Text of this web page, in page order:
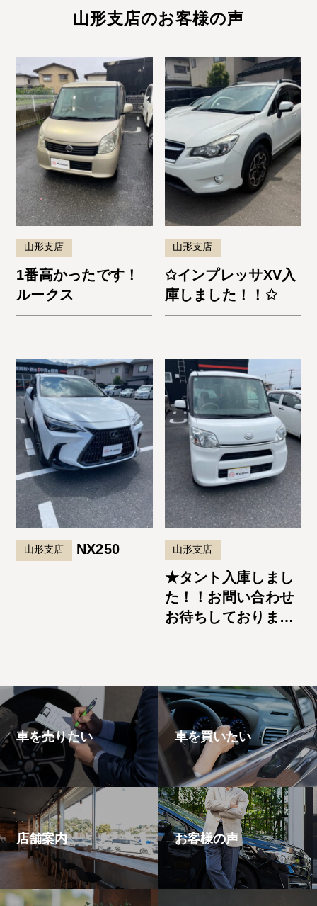
山形支店のお客様の声
山形支店
1番高かったです！
ルークス
山形支店
✩インプレッサXV入
庫しました！！✩
山形支店 NX250 山形支店
★タント入庫しまし
た！！お問い合わせ
お待ちしておりま
す。★
車を売りたい 車を買いたい
店舗案内 お客様の声